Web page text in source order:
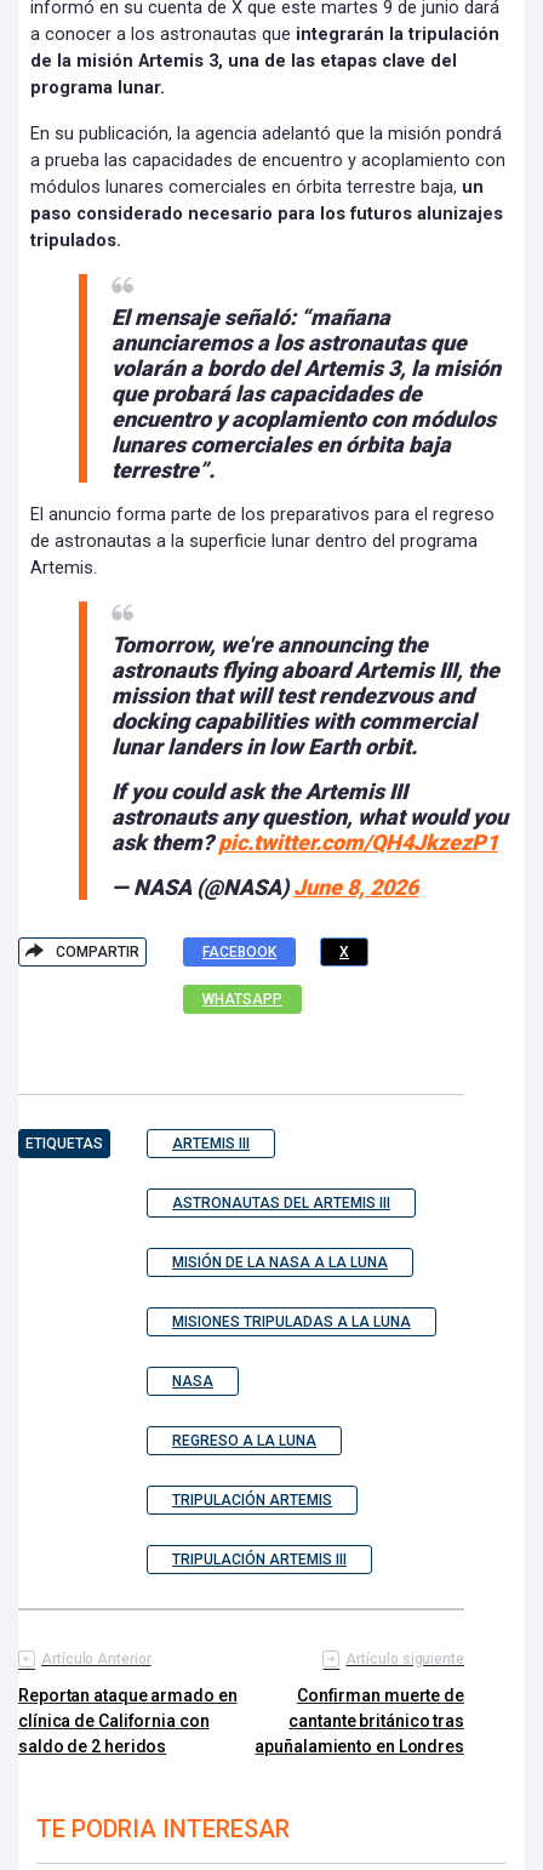
informó en su cuenta de X que este martes 9 de junio dará
a conocer a los astronautas que integrarán la tripulación
de la misión Artemis 3, una de las etapas clave del
programa lunar.
En su publicación, la agencia adelantó que la misión pondrá
a prueba las capacidades de encuentro y acoplamiento con
módulos lunares comerciales en órbita terrestre baja, un
paso considerado necesario para los futuros alunizajes
tripulados.
El mensaje señaló: “mañana
anunciaremos a los astronautas que
volarán a bordo del Artemis 3, la misión
que probará las capacidades de
encuentro y acoplamiento con módulos
lunares comerciales en órbita baja
terrestre”.
El anuncio forma parte de los preparativos para el regreso
de astronautas a la superficie lunar dentro del programa
Artemis.
Tomorrow, we're announcing the
astronauts flying aboard Artemis III, the
mission that will test rendezvous and
docking capabilities with commercial
lunar landers in low Earth orbit.
If you could ask the Artemis III
astronauts any question, what would you
ask them?pic.twitter.com/QH4JkzezP1
— NASA (@NASA)June 8, 2026
COMPARTIR FACEBOOK X
WHATSAPP
ETIQUETAS ARTEMIS III
ASTRONAUTAS DEL ARTEMIS III
MISIÓN DE LA NASA A LA LUNA
MISIONES TRIPULADAS A LA LUNA
NASA
REGRESO A LA LUNA
TRIPULACIÓN ARTEMIS
TRIPULACIÓN ARTEMIS III
Artículo Anterior
Reportan ataque armado en
clínica de California con
saldo de 2 heridos
Artículo siguiente
Confirman muerte de
cantante británico tras
apuñalamiento en Londres
TE PODRIA INTERESAR